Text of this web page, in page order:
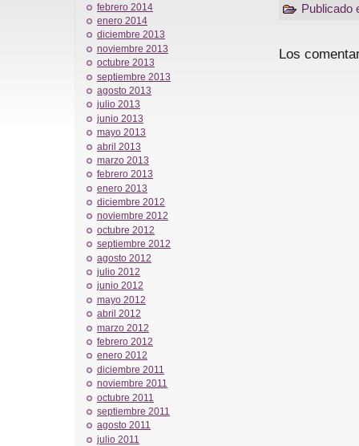
febrero 2014
enero 2014
diciembre 2013
noviembre 2013
octubre 2013
septiembre 2013
agosto 2013
julio 2013
junio 2013
mayo 2013
abril 2013
marzo 2013
febrero 2013
enero 2013
diciembre 2012
noviembre 2012
octubre 2012
septiembre 2012
agosto 2012
julio 2012
junio 2012
mayo 2012
abril 2012
marzo 2012
febrero 2012
enero 2012
diciembre 2011
noviembre 2011
octubre 2011
septiembre 2011
agosto 2011
julio 2011
Publicado
Los